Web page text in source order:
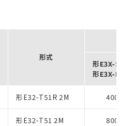
形式
形E3X-
形E3X-
形E32-T51R 2M 400
形E32-T51 2M 800